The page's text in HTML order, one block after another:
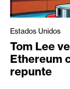
Estados Unidos
Tom Lee
Ethereum
repunte